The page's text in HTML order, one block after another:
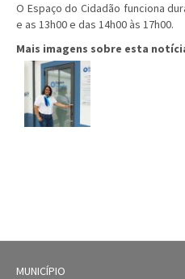
O Espaço do Cidadão funciona
e as 13h00 e das 14h00 às 17h00.
Mais imagens sobre esta
MUNICÍPIO